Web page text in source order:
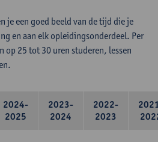
je een goed beeld van de tijd die je
en aan elk opleidingsonderdeel. Per
op 25 tot 30 uren studeren, lessen
2024-
2025
2023-
2024
2022-
2023